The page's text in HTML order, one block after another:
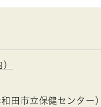
田市立保健センター）